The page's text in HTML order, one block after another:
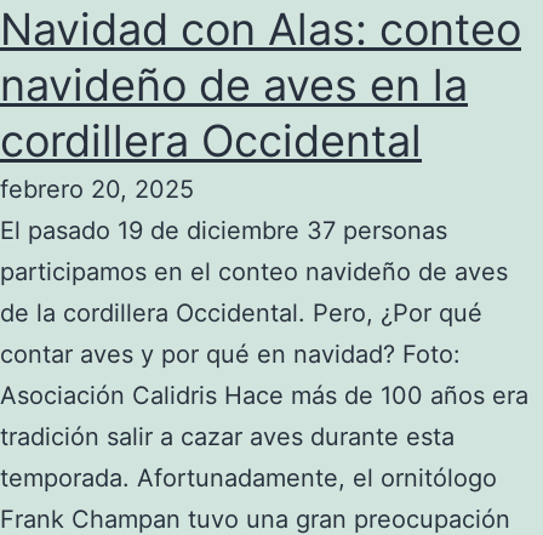
Navidad con Alas: conteo
navideño de aves en la
cordillera Occidental
febrero 20, 2025
El pasado 19 de diciembre 37 personas
participamos en el conteo navideño de aves
de la cordillera Occidental. Pero, ¿Por qué
contar aves y por qué en navidad? Foto:
Asociación Calidris Hace más de 100 años era
tradición salir a cazar aves durante esta
temporada. Afortunadamente, el ornitólogo
Frank Champan tuvo una gran preocupación